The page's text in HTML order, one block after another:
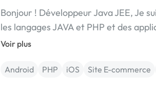
Bonjour ! Développeur Java JEE, Je
les langages JAVA et PHP et des
Voir plus
Android PHP iOS Site E-commerce